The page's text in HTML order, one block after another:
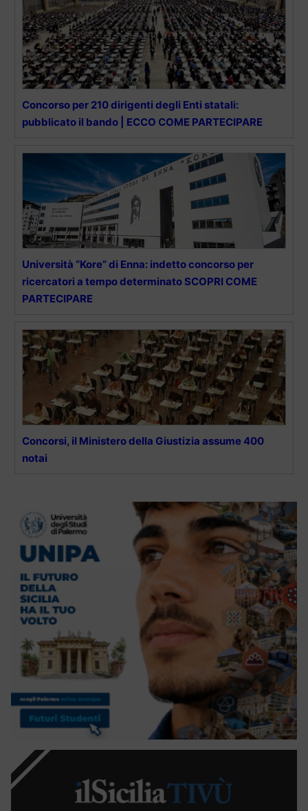
Concorso per 210 dirigenti degli Enti statali:
pubblicato il bando | ECCO COME PARTECIPARE
Università “Kore” di Enna: indetto concorso per
ricercatori a tempo determinato SCOPRI COME
PARTECIPARE
Concorsi, il Ministero della Giustizia assume 400
notai